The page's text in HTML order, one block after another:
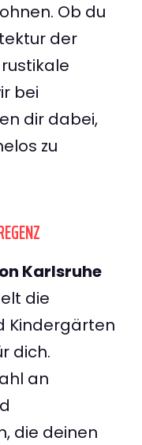
Ob du
der
bei
dir dabei,
zu
Karlsruhe
die
Kindergärten
dich.
an
die deinen